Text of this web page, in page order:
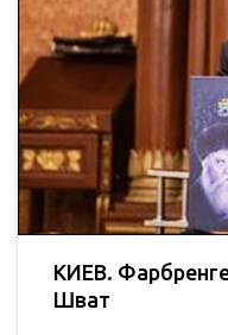
КИЕВ.
Шват